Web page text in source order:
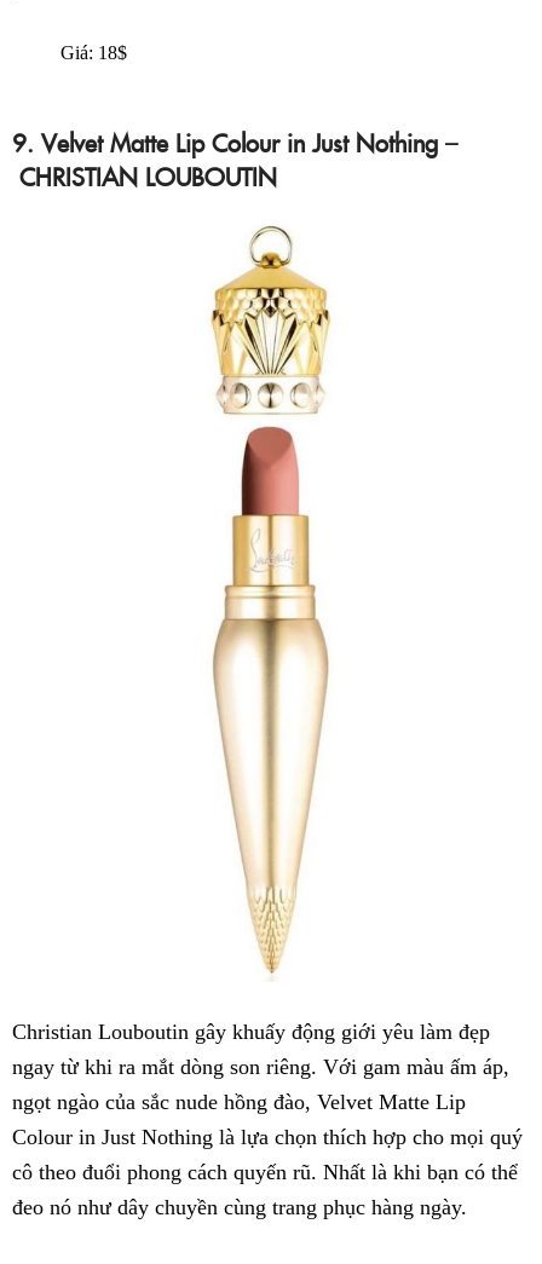
Giá: 18$
9. Velvet Matte Lip Colour in Just Nothing –
CHRISTIAN LOUBOUTIN
Christian Louboutin gây khuấy động giới yêu làm đẹp
ngay từ khi ra mắt dòng son riêng. Với gam màu ấm áp,
ngọt ngào của sắc nude hồng đào, Velvet Matte Lip
Colour in Just Nothing là lựa chọn thích hợp cho mọi quý
cô theo đuổi phong cách quyến rũ. Nhất là khi bạn có thể
đeo nó như dây chuyền cùng trang phục hàng ngày.